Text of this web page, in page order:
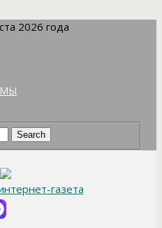
2026 года
газета